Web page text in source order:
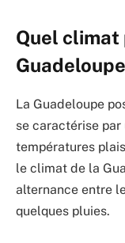
Quel climat
La Guadeloupe
se caractérise
températures
le climat de la
alternance entre
quelques pluies.